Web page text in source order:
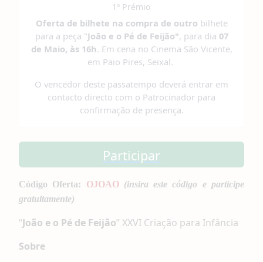
1º Prémio
Oferta de bilhete na compra de outro bilhete
para a peça "João e o Pé de Feijão", para dia 07
de Maio, às 16h. Em cena no Cinema São Vicente,
em Paio Pires, Seixal.
O vencedor deste passatempo deverá entrar em
contacto directo com o Patrocinador para
confirmação de presença.
Participar
Código Oferta: OJOAO (insira este código e participe
gratuitamente)
“João e o Pé de Feijão” XXVI Criação para Infância
Sobre